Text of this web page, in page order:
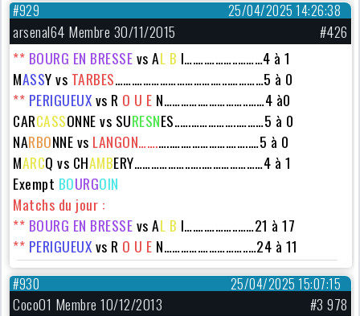
25/04/2025 14:26:38
#929
arsenal64 Membre 30/11/2015
#426
** BOURG EN BRESSEvs AL B I….….………..………4 à 1
MASSY vs TARBES…….……………………….…...…………5 à 0
** PERIGUEUXvs R O U E N………….……………..……4 à0
CARCASSONNEvs SURESNES..….……………..………5 à 0
NARBONNE vs LANGON…….…..….…………….……..…5 à 0
MARCQ vs CHAMBERY………………..…..…………………4 à 1
Exempt BOURGOIN
Matchs du jour :
** BOURG EN BRESSEvs AL B I….….………..……21 à 17
** PERIGUEUXvs R O U E N………….……………..…24 à 11
25/04/2025 15:07:15
#930
Coco01 Membre 10/12/2013
#3 978